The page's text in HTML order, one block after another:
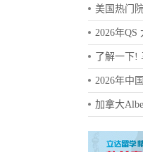
2026年QS
了解一下!
加拿大